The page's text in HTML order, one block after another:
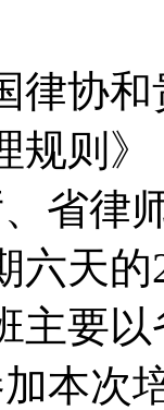
律协
规则
省律
六天
主要
本次